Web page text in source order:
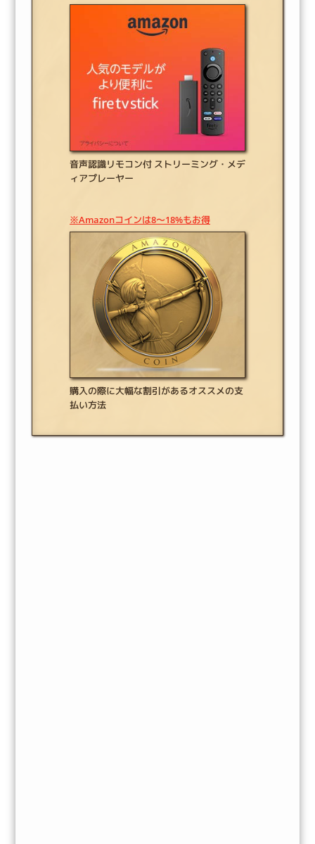
音声認識リモコン付 ストリーミング・メデ
ィアプレーヤー
※Amazonコインは8～18%もお得
購入の際に大幅な割引があるオススメの支
払い方法